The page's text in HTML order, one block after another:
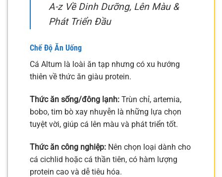
A-z Về Dinh Dưỡng, Lên Màu &
Phát Triển Đầu
Chế Độ Ăn Uống
Cá Altum là loài ăn tạp nhưng có xu hướng
thiên về thức ăn giàu protein.
Thức ăn sống/đông lạnh: Trùn chỉ, artemia,
bobo, tim bò xay nhuyễn là những lựa chọn
tuyệt vời, giúp cá lên màu và phát triển tốt.
Thức ăn công nghiệp: Nên chọn loại dành cho
cá cichlid hoặc cá thần tiên, có hàm lượng
protein cao và dễ tiêu hóa.